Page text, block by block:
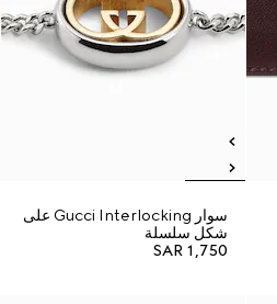
سوار Gucci Interlocking على
شكل سلسلة
SAR 1,750